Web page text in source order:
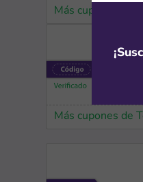
Más cupones de
Más cupones de